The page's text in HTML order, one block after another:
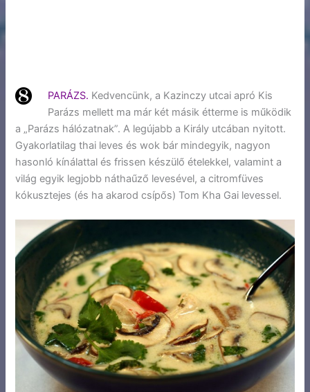
PARÁZS. Kedvencünk, a Kazinczy utcai apró Kis
Parázs mellett ma már két másik étterme is működik
a „Parázs hálózatnak”. A legújabb a Király utcában nyitott.
Gyakorlatilag thai leves és wok bár mindegyik, nagyon
hasonló kínálattal és frissen készülő ételekkel, valamint a
világ egyik legjobb náthaűző levesével, a citromfüves
kókusztejes (és ha akarod csípős) Tom Kha Gai levessel.